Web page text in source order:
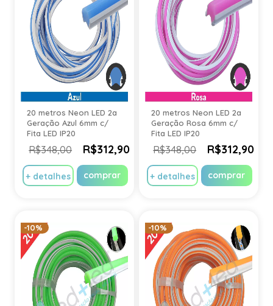
20 metros Neon LED 2a
Geração Azul 6mm c/
Fita LED IP20
R$348,00 R$312,90
+ detalhes comprar
20 metros Neon LED 2a
Geração Rosa 6mm c/
Fita LED IP20
R$348,00 R$312,90
+ detalhes comprar
-10% -10%